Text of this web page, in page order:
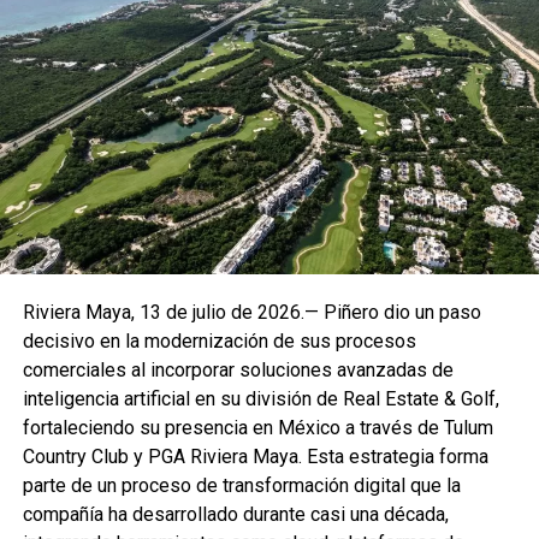
En este marco, Alday propuso incorporar unaformación
jurídica e institucionalcomo eje fundamental de la
capacitación, con el objetivo de que los futuros
replicadores de talleres cuenten con bases claras sobre
teoría del Estado, Estado de Derecho, división de poderes
y procedimientos administrativos comunes, como la
regularización de la tierra. Señaló que este enfoque
permitirá brindar información responsable a la ciudadanía y
evitar falsas expectativas.
El legislador también reconoció el liderazgo de la síndica
Rifka Queruel
, destacando su labor en la defensa de los
derechos de las y los trabajadores del municipio de Tulum
y su compromiso con la legalidad y el servicio público.
La reunión marca el inicio formal del proceso interno de
Riviera Maya, 13 de julio de 2026.— Piñero dio un paso
decisivo en la modernización de sus procesos
comerciales al incorporar soluciones avanzadas de
inteligencia artificial en su división de Real Estate & Golf,
fortaleciendo su presencia en México a través de Tulum
Country Club y PGA Riviera Maya. Esta estrategia forma
parte de un proceso de transformación digital que la
compañía ha desarrollado durante casi una década,